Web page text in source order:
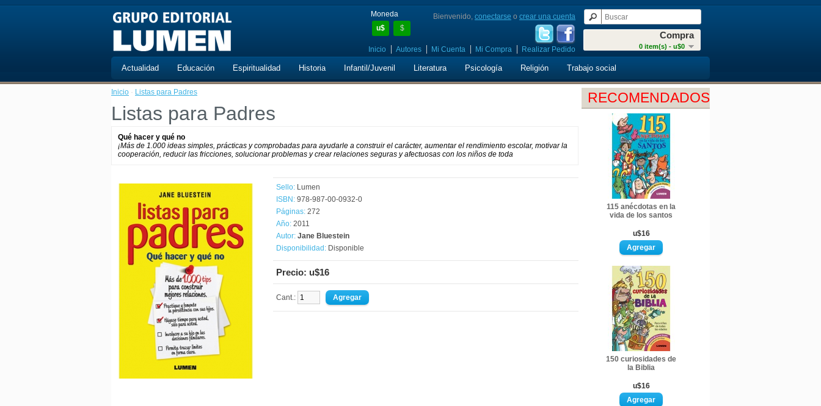
Moneda
u$
$
Compra
0 item(s) - u$0
Bienvenido, conectarse o crear una cuenta
Inicio Autores Mi Cuenta Mi Compra Realizar Pedido
Actualidad Educación Espiritualidad Historia Infantil/Juvenil Literatura Psicología Religión Trabajo social
RECOMENDADOS
115 anécdotas en la
vida de los santos
u$16
150 curiosidades de
la Biblia
u$16
Inicio · Listas para Padres
Listas para Padres
Qué hacer y qué no
¡Más de 1.000 ideas simples, prácticas y comprobadas para ayudarle a construir el carácter, aumentar el rendimiento escolar, motivar la
cooperación, reducir las fricciones, solucionar problemas y crear relaciones seguras y afectuosas con los niños de toda
Sello: Lumen
ISBN: 978-987-00-0932-0
Páginas: 272
Año: 2011
Autor: Jane Bluestein
Disponibilidad: Disponible
Precio: u$16
Cant.: